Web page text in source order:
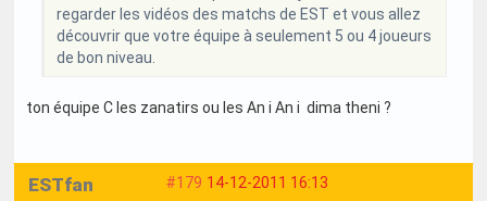
regarder les vidéos des matchs de EST et vous allez
découvrir que votre équipe à seulement 5 ou 4 joueurs
de bon niveau.
ton équipe C les zanatirs ou les An i An i dima theni ?
#179 14-12-2011 16:13
ESTfan